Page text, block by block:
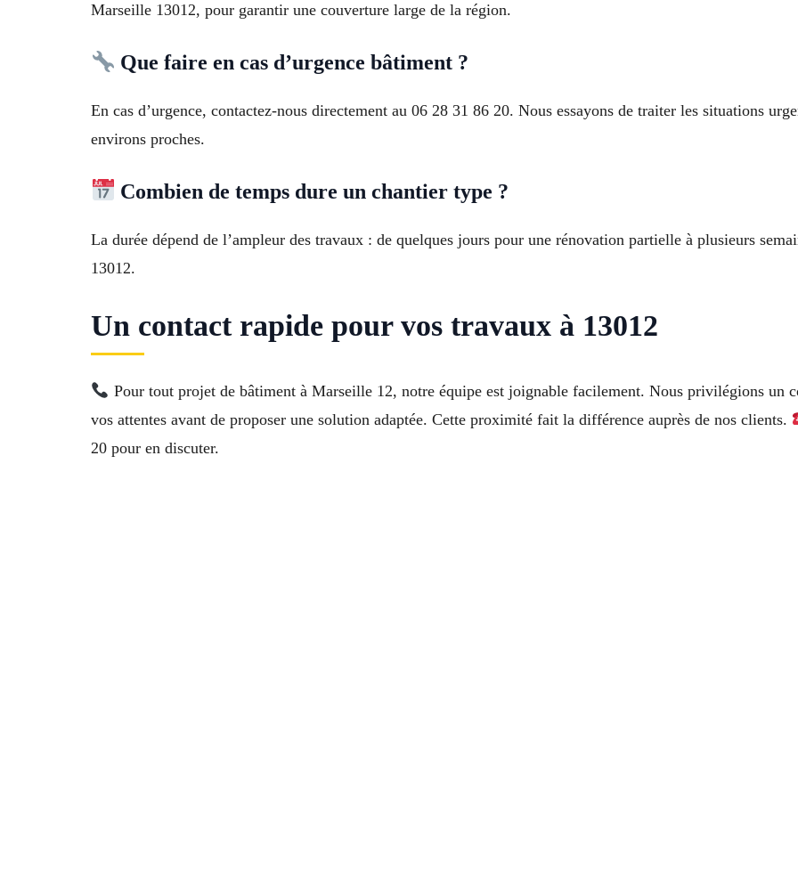
Marseille 13012, pour garantir une couverture large de la région.
Que faire en cas d’urgence bâtiment ?
En cas d’urgence, contactez-nous directement au 06 28 31 86 20. Nous essayons de traiter les situations
environs proches.
Combien de temps dure un chantier type ?
La durée dépend de l’ampleur des travaux : de quelques jours pour une rénovation partielle à plusieurs
13012.
Un contact rapide pour vos travaux à 13012
Pour tout projet de bâtiment à Marseille 12, notre équipe est joignable facilement. Nous privilégions un
vos attentes avant de proposer une solution adaptée. Cette proximité fait la différence auprès de nos clients.
20 pour en discuter.